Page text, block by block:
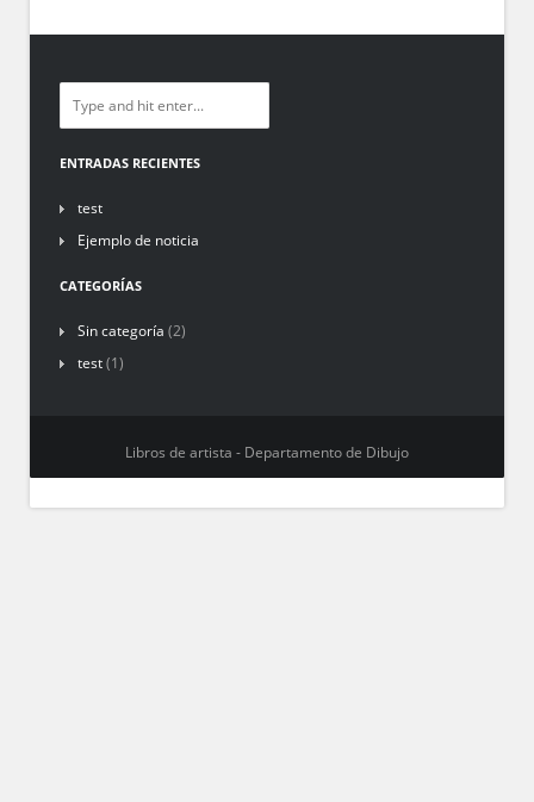
ENTRADAS RECIENTES
test
Ejemplo de noticia
CATEGORÍAS
Sin categoría (2)
test(1)
Libros de artista - Departamento de Dibujo